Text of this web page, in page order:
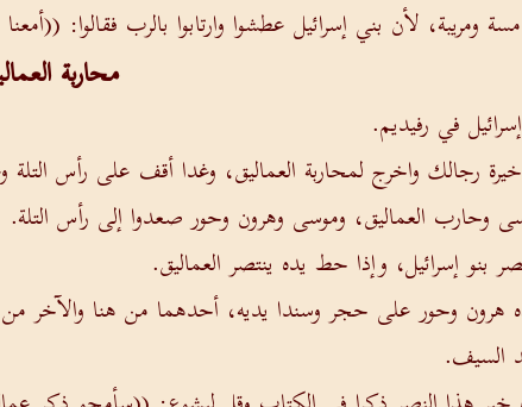
لأن بني إسرائيل عطشوا وارتابوا بالرب فقالوا:
محاربة
في رفيديم.
رجالك واخرج لمحاربة العماليق، وغدا أقف على رأس
وحارب العماليق، وموسى وهرون وحور صعدوا إلى رأس التلة.
بنو إسرائيل، وإذا حط يده ينتصر العماليق.
هرون وحور على حجر وسندا يديه، أحدهما من هنا والآخر
السيف.